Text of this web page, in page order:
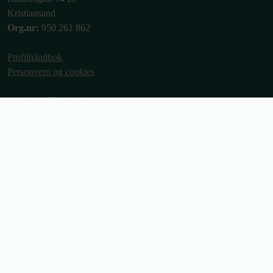
Kristiansand
Org.nr: 950 261 862
Profilhåndbok
Personvern og cookies
Ordinære åpningstider